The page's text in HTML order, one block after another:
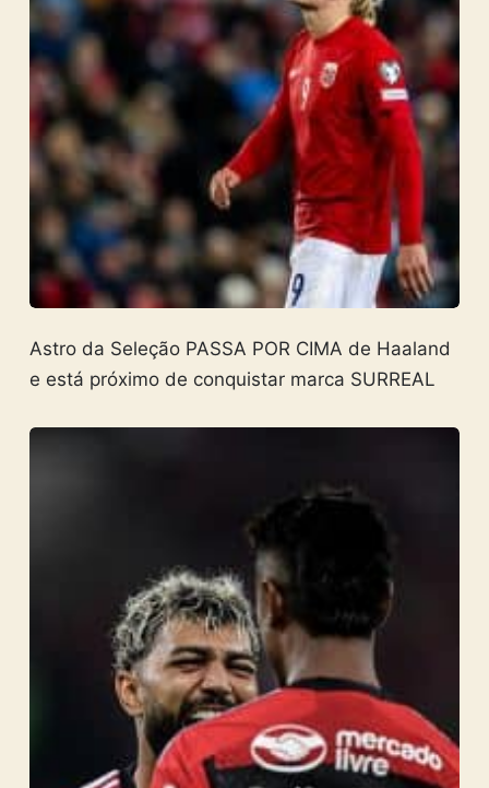
Astro da Seleção PASSA POR CIMA de Haaland
e está próximo de conquistar marca SURREAL